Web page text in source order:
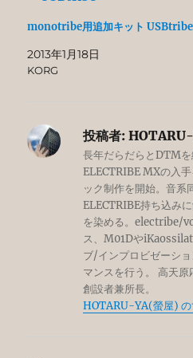
monotribe用追加キット USBtribe
2013年1月18日
KORG
投稿者:
長年だらだらとDTM
ELECTRIBE MXの入
ック制作を開始。音系
ELECTRIBE持ち込み
を染める。electribe/
ス、M01Dや
ブ/インプロビゼーシ
マンスを行う。 高天
創設者兼所長。
HOTARU-YA(螢屋) の